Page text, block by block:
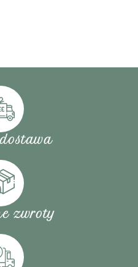
zwroty